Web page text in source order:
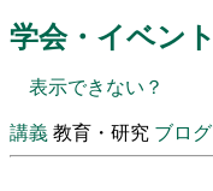
学会・イベント
表示できない？
講義教育・研究 ブログ